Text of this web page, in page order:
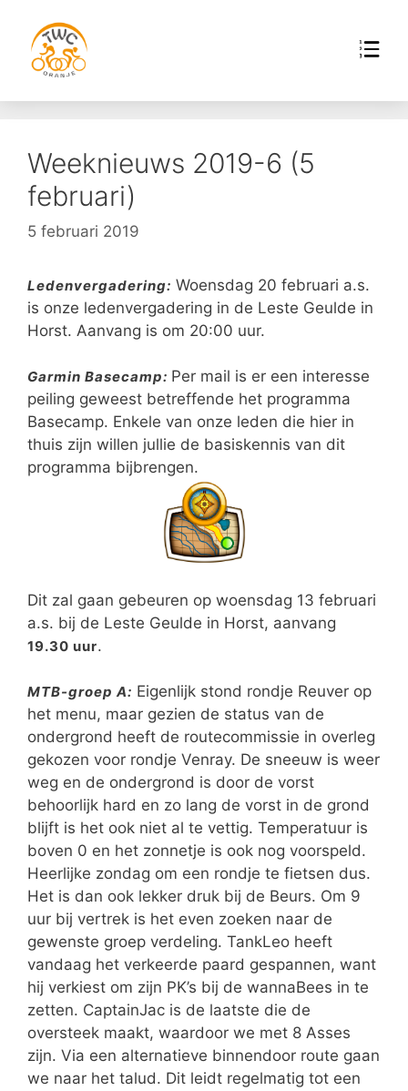
Weeknieuws 2019-6 (5
februari)
5 februari 2019
Ledenvergadering: Woensdag 20 februari a.s.
is onze ledenvergadering in de Leste Geulde in
Horst. Aanvang is om 20:00 uur.
Garmin Basecamp: Per mail is er een interesse
peiling geweest betreffende het programma
Basecamp. Enkele van onze leden die hier in
thuis zijn willen jullie de basiskennis van dit
programma bijbrengen.
Dit zal gaan gebeuren op woensdag 13 februari
a.s. bij de Leste Geulde in Horst, aanvang
19.30 uur.
MTB-groep A: Eigenlijk stond rondje Reuver op
het menu, maar gezien de status van de
ondergrond heeft de routecommissie in overleg
gekozen voor rondje Venray. De sneeuw is weer
weg en de ondergrond is door de vorst
behoorlijk hard en zo lang de vorst in de grond
blijft is het ook niet al te vettig. Temperatuur is
boven 0 en het zonnetje is ook nog voorspeld.
Heerlijke zondag om een rondje te fietsen dus.
Het is dan ook lekker druk bij de Beurs. Om 9
uur bij vertrek is het even zoeken naar de
gewenste groep verdeling. TankLeo heeft
vandaag het verkeerde paard gespannen, want
hij verkiest om zijn PK’s bij de wannaBees in te
zetten. CaptainJac is de laatste die de
oversteek maakt, waardoor we met 8 Asses
zijn. Via een alternatieve binnendoor route gaan
we naar het talud. Dit leidt regelmatig tot een